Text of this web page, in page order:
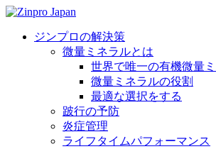
ジンプロの解決策
微量ミネラルとは
世界で唯一の有機微量
微量ミネラルの役割
最適な選択をする
跛行の予防
炎症管理
ライフタイムパフォーマンス